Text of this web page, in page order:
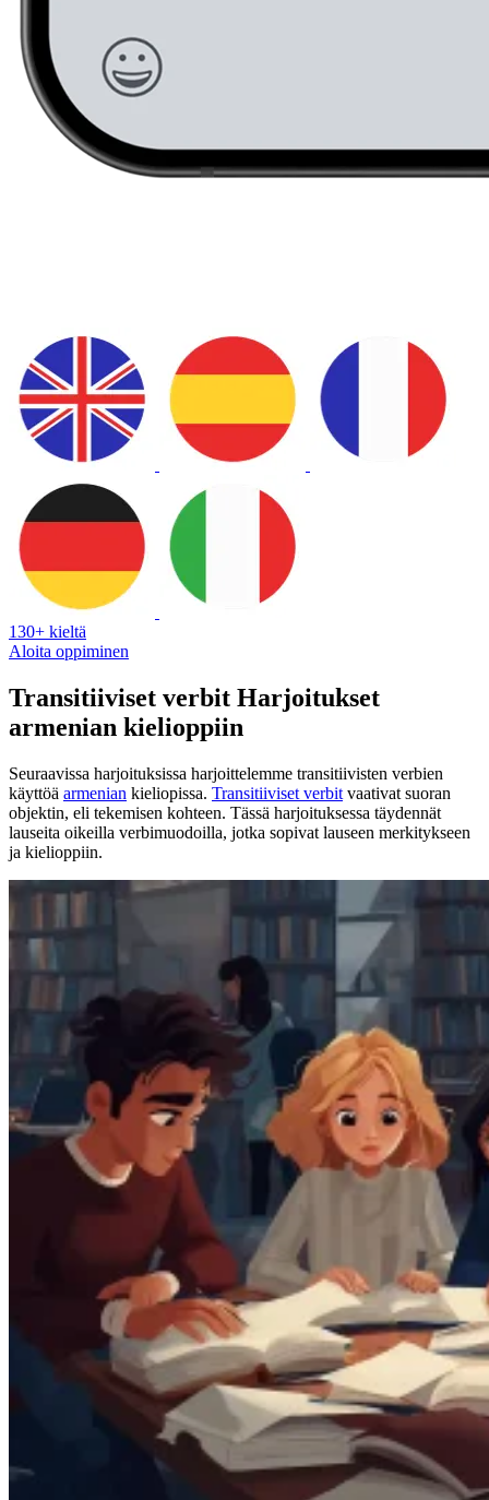
130+ kieltä
Aloita oppiminen
Transitiiviset verbit Harjoitukset
armenian kielioppiin
Seuraavissa harjoituksissa harjoittelemme transitiivisten verbien
käyttöä armenian kieliopissa. Transitiiviset verbit vaativat suoran
objektin, eli tekemisen kohteen. Tässä harjoituksessa täydennät
lauseita oikeilla verbimuodoilla, jotka sopivat lauseen merkitykseen
ja kielioppiin.